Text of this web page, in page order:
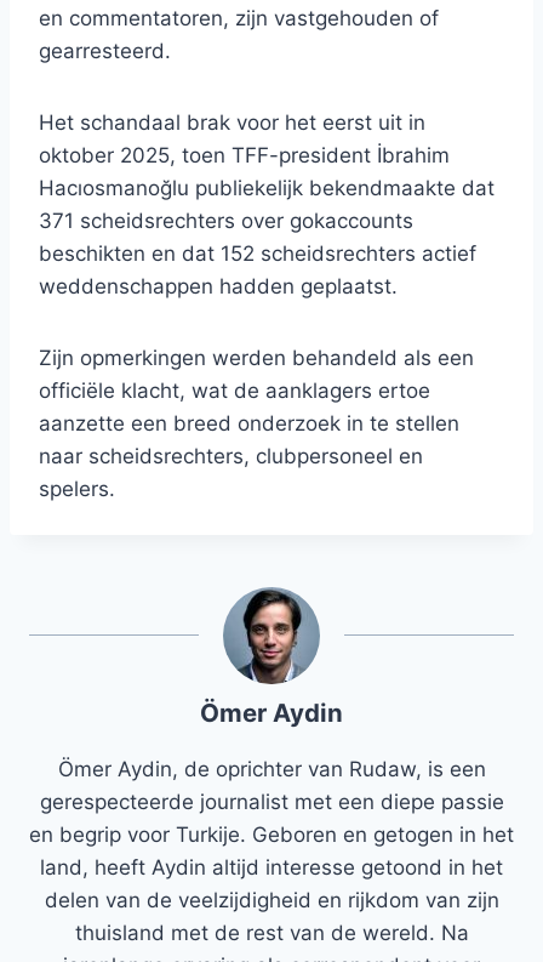
en commentatoren, zijn vastgehouden of
gearresteerd.
Het schandaal brak voor het eerst uit in
oktober 2025, toen TFF-president İbrahim
Hacıosmanoğlu publiekelijk bekendmaakte dat
371 scheidsrechters over gokaccounts
beschikten en dat 152 scheidsrechters actief
weddenschappen hadden geplaatst.
Zijn opmerkingen werden behandeld als een
officiële klacht, wat de aanklagers ertoe
aanzette een breed onderzoek in te stellen
naar scheidsrechters, clubpersoneel en
spelers.
Ömer Aydin
Ömer Aydin, de oprichter van Rudaw, is een
gerespecteerde journalist met een diepe passie
en begrip voor Turkije. Geboren en getogen in het
land, heeft Aydin altijd interesse getoond in het
delen van de veelzijdigheid en rijkdom van zijn
thuisland met de rest van de wereld. Na